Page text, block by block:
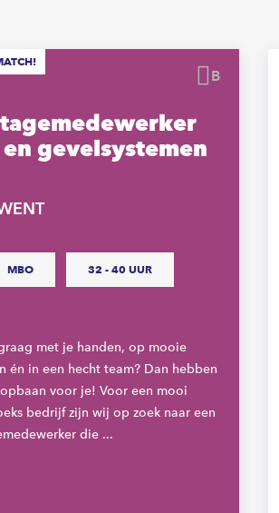
gevelsystemen
MBO 32 - 40 UUR
met je handen, op mooie
én in een hecht team? Dan hebben
voor je! Voor een mooi
bedrijf zijn wij op zoek naar een
die ...
Bewaren